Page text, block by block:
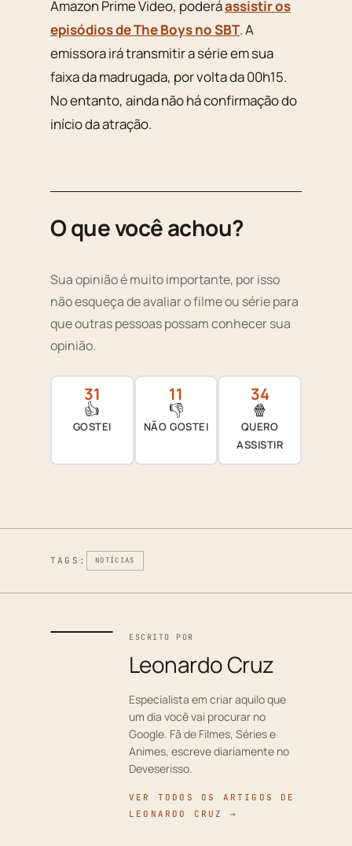
Amazon Prime Video, poderáassistir os
episódios de The Boys no SBT. A
emissora irá transmitir a série em sua
faixa da madrugada, por volta da 00h15.
No entanto, ainda não há confirmação do
início da atração.
O que você achou?
Sua opinião é muito importante, por isso
não esqueça de avaliar o filme ou série para
que outras pessoas possam conhecer sua
opinião.
31
👍
GOSTEI
11
👎
NÃO GOSTEI
34
🍿
QUERO
ASSISTIR
TAGS: NOTÍCIAS
ESCRITO POR
Leonardo Cruz
Especialista em criar aquilo que
um dia você vai procurar no
Google. Fã de Filmes, Séries e
Animes, escreve diariamente no
Deveserisso.
VER TODOS OS ARTIGOS DE
LEONARDO CRUZ →